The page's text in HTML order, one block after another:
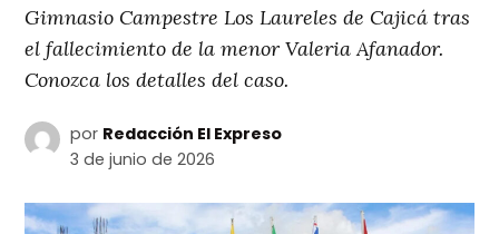
Gimnasio Campestre Los Laureles de Cajicá tras
el fallecimiento de la menor Valeria Afanador.
Conozca los detalles del caso.
por Redacción El Expreso
3 de junio de 2026